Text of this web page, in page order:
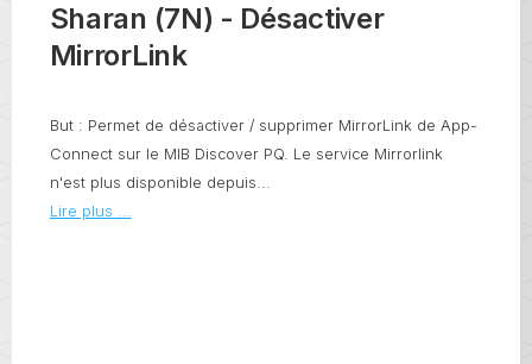
Sharan (7N) - Désactiver
MirrorLink
But : Permet de désactiver / supprimer MirrorLink de App-
Connect sur le MIB Discover PQ. Le service Mirrorlink
n'est plus disponible depuis...
Lire plus ...